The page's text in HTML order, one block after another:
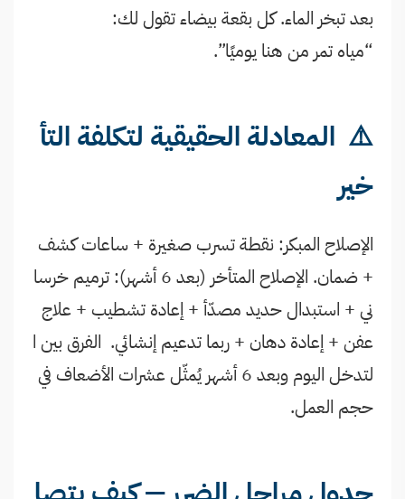
بعد تبخر الماء. كل بقعة بيضاء تقول لك:
“مياه تمر من هنا يوميًا”.
⚠️ المعادلة الحقيقية لتكلفة التأ
خير
الإصلاح المبكر: نقطة تسرب صغيرة + ساعات كشف
+ ضمان. الإصلاح المتأخر (بعد 6 أشهر): ترميم خرسا
ني + استبدال حديد مصدّأ + إعادة تشطيب + علاج
عفن + إعادة دهان + ربما تدعيم إنشائي. الفرق بين ا
لتدخل اليوم وبعد 6 أشهر يُمثّل عشرات الأضعاف في
حجم العمل.